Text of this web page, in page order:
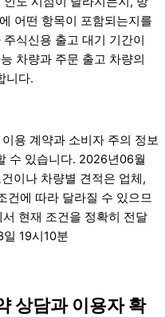
어떤 항목이 포함되는지를
식신용 출고 대기 기간이
차량과 주문 출고 차량의
니다.
용 계약과 소비자 주의 정보
수 있습니다. 2026년06월
이나 차량별 견적은 업체,
건에 따라 달라질 수 있으므
현재 조건을 정확히 전달
19시10분
상담과 이용자 확